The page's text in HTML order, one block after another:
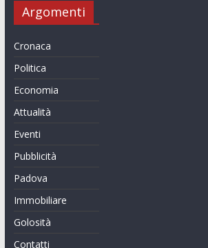
Argomenti
Cronaca
Politica
Economia
Attualità
Eventi
Pubblicità
Padova
Immobiliare
Golosità
Contatti